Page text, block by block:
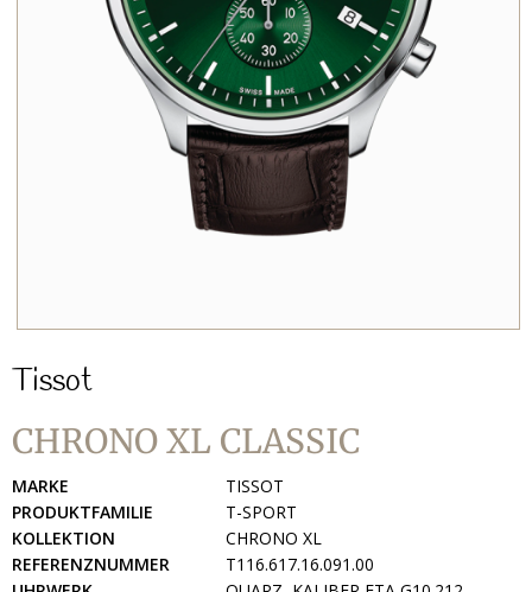
Tissot
CHRONO XL CLASSIC
MARKE
TISSOT
PRODUKTFAMILIE
T-SPORT
KOLLEKTION
CHRONO XL
REFERENZNUMMER
T116.617.16.091.00